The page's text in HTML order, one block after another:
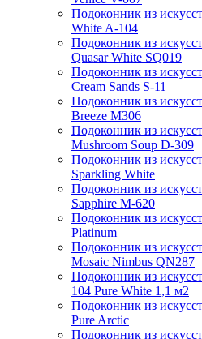
Подоконник из
White A-104
Подоконник из
Quasar White SQ019
Подоконник из
Cream Sands S-11
Подоконник из
Breeze M306
Подоконник из
Mushroom Soup D-309
Подоконник из
Sparkling White
Подоконник из
Sapphire M-620
Подоконник из
Platinum
Подоконник из
Mosaic Nimbus QN287
Подоконник из
104 Pure White 1,1 м2
Подоконник из
Pure Arctic
Подоконник из